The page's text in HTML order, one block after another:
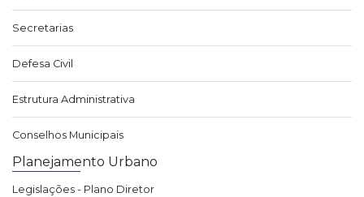
Secretarias
Defesa Civil
Estrutura Administrativa
Conselhos Municipais
Planejamento Urbano
Legislações - Plano Diretor